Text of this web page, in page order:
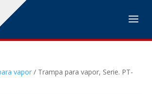
vapor / Trampa para vapor, Serie. PT-